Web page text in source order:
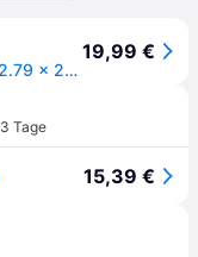
WEBER Gemüsekorb, (BxHxT): 19 x 2.79 x 27 cm - silberfarben
19,99 €
3 Tage
15,39 €